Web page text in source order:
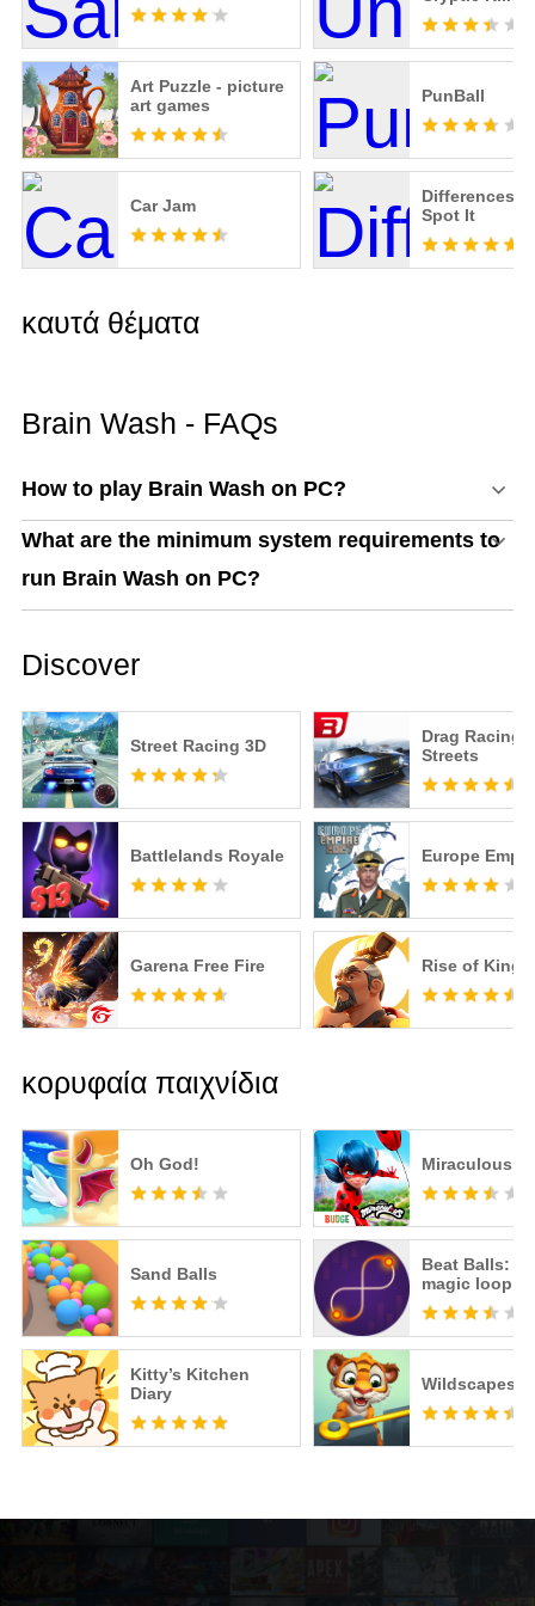
Art Puzzle - picture
art games
PunBall
Car Jam
Differences -
Spot It
καυτά θέματα
Brain Wash - FAQs
How to play Brain Wash on PC?
What are the minimum system requirements to
run Brain Wash on PC?
Discover
Street Racing 3D
Drag Racing:
Streets
Battlelands Royale Europe
Garena Free Fire Rise of
κορυφαία παιχνίδια
Oh God!
Sand Balls
Kitty’s Kitchen
Diary
Miraculous
Beat Balls:
magic loop
Wildscapes